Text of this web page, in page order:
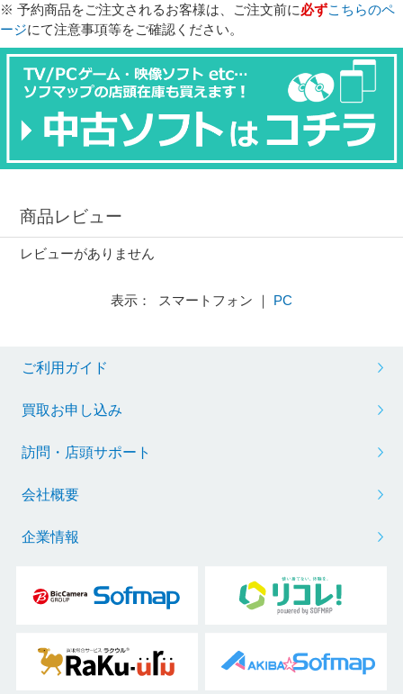
※ 予約商品をご注文されるお客様は、ご注文前に必ずこちらのペ
ージにて注意事項等をご確認ください。
商品レビュー
レビューがありません
表示： スマートフォン ｜ PC
ご利用ガイド
買取お申し込み
訪問・店頭サポート
会社概要
企業情報